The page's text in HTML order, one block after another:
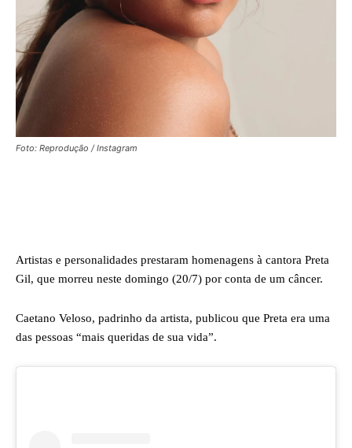
Foto: Reprodução / Instagram
Artistas e personalidades prestaram homenagens à cantora Preta
Gil, que morreu neste domingo (20/7) por conta de um câncer.
Caetano Veloso, padrinho da artista, publicou que Preta era uma
das pessoas “mais queridas de sua vida”.